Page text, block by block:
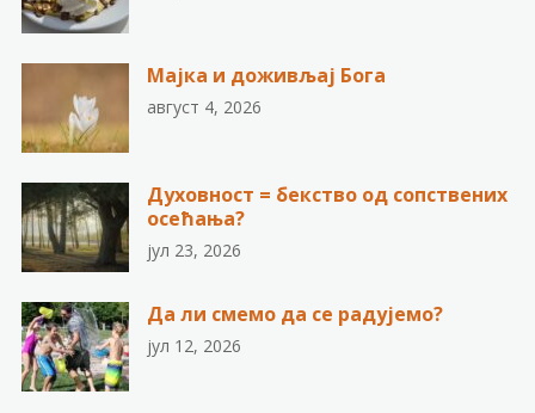
Мајка и доживљај Бога
август 4, 2026
Духовност = бекство од сопствених
осећања?
јул 23, 2026
Да ли смемо да се радујемо?
јул 12, 2026